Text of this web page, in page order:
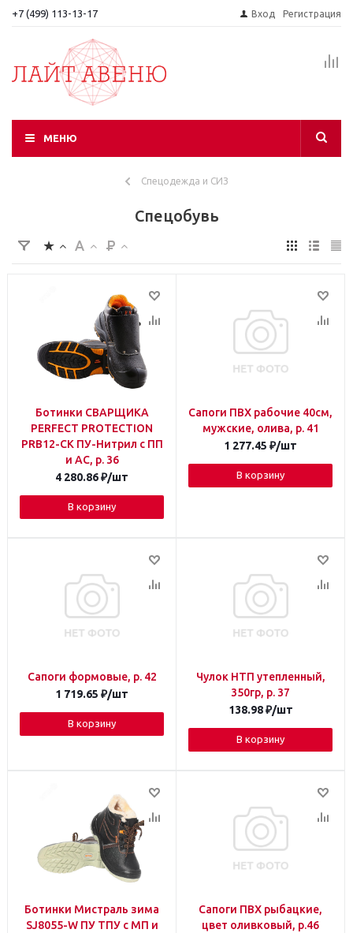
+7 (499) 113-13-17 Вход Регистрация
МЕНЮ
Спецодежда и СИЗ
Спецобувь
Ботинки СВАРЩИКА
PERFECT PROTECTION
PRB12-CK ПУ-Нитрил с ПП
и АС, р. 36
4 280.86₽/шт
В корзину
Сапоги ПВХ рабочие 40см,
мужские, олива, р. 41
1 277.45 ₽/шт
В корзину
Сапоги формовые, р. 42
1 719.65 ₽/шт
В корзину
Чулок НТП утепленный,
350гр, р. 37
138.98₽/шт
В корзину
Ботинки Мистраль зима
SJ8055-W ПУ ТПУ с МП и
Сапоги ПВХ рыбацкие,
цвет оливковый, р.46